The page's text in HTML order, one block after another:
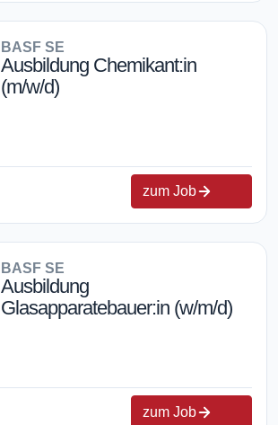
BASF SE
Ausbildung Chemikant:in
(m/w/d)
zum Job
BASF SE
Ausbildung
Glasapparatebauer:in (w/m/d)
zum Job